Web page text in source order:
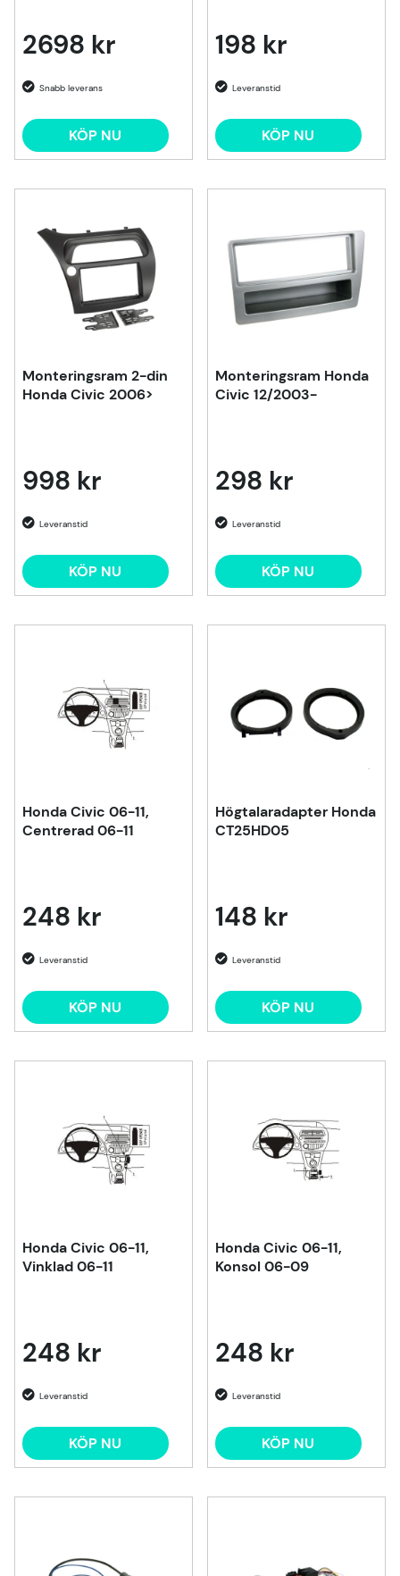
2698 kr
KÖP NU
198 kr
KÖP NU
Monteringsram 2-din
Honda Civic 2006>
998 kr
KÖP NU
Monteringsram Honda
Civic 12/2003-
298 kr
KÖP NU
Honda Civic 06-11,
Centrerad 06-11
248 kr
KÖP NU
Högtalaradapter Honda
CT25HD05
148 kr
KÖP NU
Honda Civic 06-11,
Vinklad 06-11
248 kr
KÖP NU
Honda Civic 06-11,
Konsol 06-09
248 kr
KÖP NU